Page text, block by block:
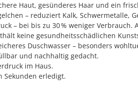
Haut, gesünderes Haar und ein
– reduziert Kalk, Schwermetalle,
– bei bis zu 30 % weniger Verbrauch.
keine gesundheitsschädlichen
Duschwasser – besonders
und nachhaltig gedacht.
im Haus.
Sekunden erledigt.